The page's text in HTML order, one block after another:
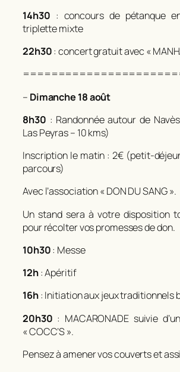
14h30 : concours de pétanque
triplette mixte
22h30: concert gratuit avec «
– Dimanche 18 août
8h30 : Randonnée autour de
Las Peyras – 10 kms)
Inscription le matin : 2€ (petit-
parcours)
Avec l’association « DON DU SANG ».
Un stand sera à votre disposition
pour récolter vos promesses de don.
10h30: Messe
12h: Apéritif
16h: Initiation aux jeuxtraditionnels
20h30 : MACARONADE suivie
« COCC’S ».
Pensez à amener vos couverts et